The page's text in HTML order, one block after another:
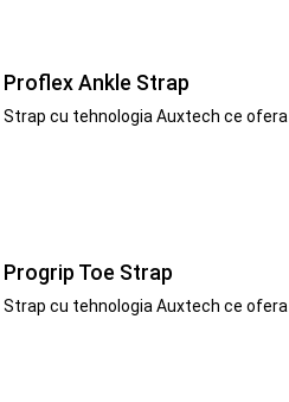
Proflex Ankle Strap
Strap cu tehnologia Auxtech ce
Progrip Toe Strap
Strap cu tehnologia Auxtech ce